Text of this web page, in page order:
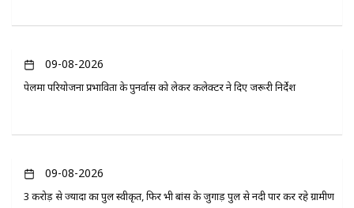
09-08-2026
पेलमा परियोजना प्रभावितों के पुनर्वास को लेकर कलेक्टर ने दिए जरूरी निर्देश
09-08-2026
3 करोड़ से ज्यादा का पुल स्वीकृत, फिर भी बांस के जुगाड़ पुल से नदी पार कर रहे ग्रामीण